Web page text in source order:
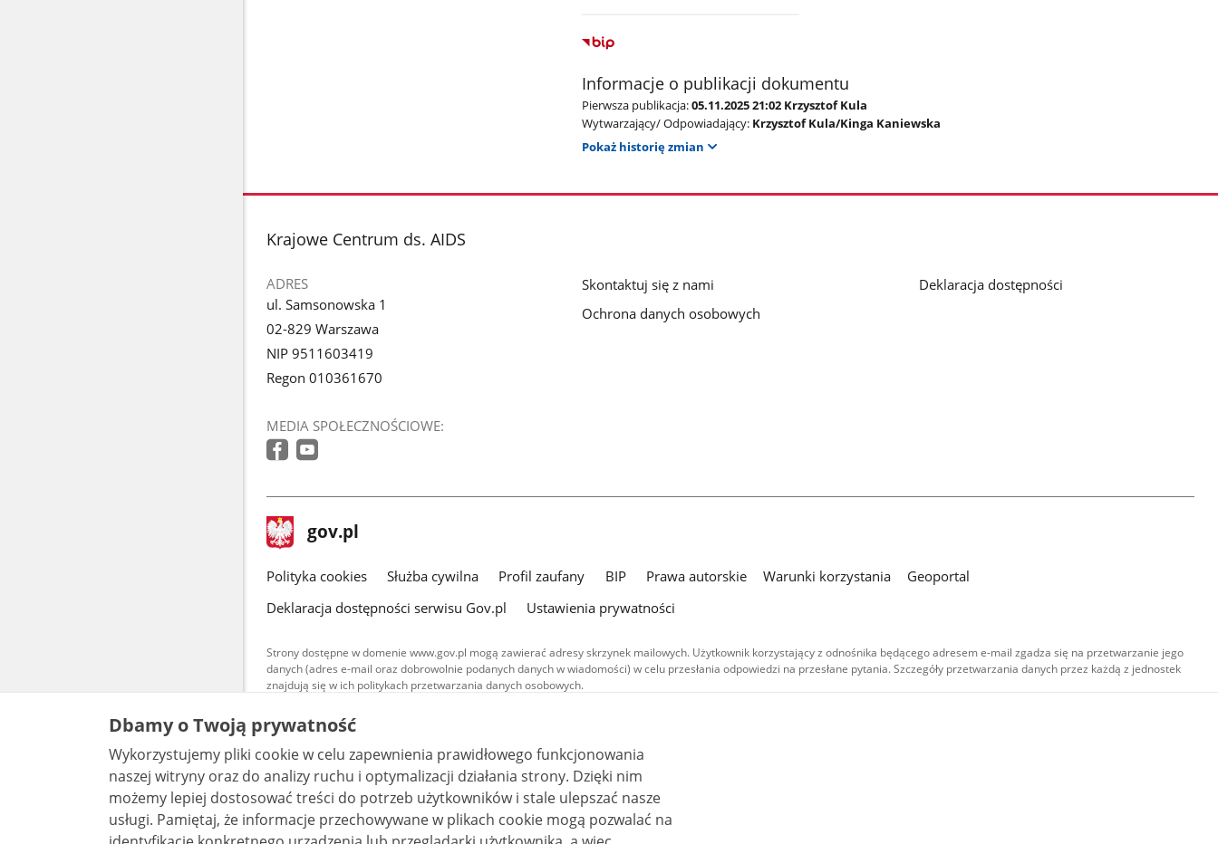
Informacje o publikacji dokumentu
Pierwsza publikacja:05.11.2025 21:02 Krzysztof Kula
Wytwarzający/ Odpowiadający: Krzysztof Kula/Kinga Kaniewska
Pokaż historię zmian
stopka
Krajowe Centrum ds. AIDS
ADRES
ul. Samsonowska 1
02-829 Warszawa
NIP 9511603419
Regon 010361670
MEDIA SPOŁECZNOŚCIOWE:
Skontaktuj się z nami
Ochrona danych osobowych
Deklaracja dostępności
stopka
gov.pl Strona
gov.pl
gov.pl
Polityka cookies Służba cywilna Profil zaufany BIP Prawa autorskie Warunki korzystania
Geoportal
Deklaracja dostępności serwisu Gov.pl
Ustawienia prywatności
Strony dostępne w domenie www.gov.pl mogą zawierać adresy skrzynek mailowych. Użytkownik korzystający z odnośnika będącego adresem e-mail zgadza się na przetwarzanie jego
danych (adres e-mail oraz dobrowolnie podanych danych w wiadomości) w celu przesłania odpowiedzi na przesłane pytania. Szczegóły przetwarzania danych przez każdą z jednostek
znajdują się w ich politykach przetwarzania danych osobowych.
Treści tekstowe publikowane w serwisie (z wyłączeniem treści audiowizualnych), są
udostępniane na licencji typu Creative Commons: uznanie autorstwa - na tych samych
warunkach 4.0 (CC BY-SA 4.0). Materiały audiowizualne, w tym zdjęcia, materiały audio i wideo,
są udostępniane na licencji typu Creative Commons: uznanie autorstwa użycie niekomercyjne -
bez utworów zależnych 4.0 (CC BY-NC-ND 4.0), o ile nie jest to stwierdzone inaczej.
Dbamy o Twoją prywatność
Wykorzystujemy pliki cookie w celu zapewnienia prawidłowego funkcjonowania
naszej witryny oraz do analizy ruchu i optymalizacji działania strony. Dzięki nim
możemy lepiej dostosować treści do potrzeb użytkowników i stale ulepszać nasze
usługi. Pamiętaj, że informacje przechowywane w plikach cookie mogą pozwalać na